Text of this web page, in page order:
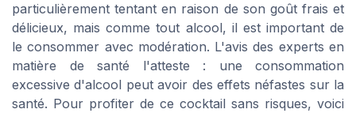
particulièrement tentant en raison de son goût frais et
délicieux, mais comme tout alcool, il est important de
le consommer avec modération. L'avis des experts en
matière de santé l'atteste : une consommation
excessive d'alcool peut avoir des effets néfastes sur la
santé. Pour profiter de ce cocktail sans risques, voici